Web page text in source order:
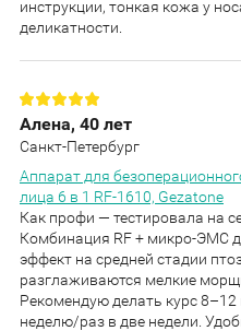
инструкции, тонкая кожа у
деликатности.
Алена, 40 лет
Санкт-Петербург
Аппарат для
лица 6 в 1 RF-1610, Gezatone
Как профи — тестировала на
Комбинация RF + микро-ЭМС
эффект на средней стадии
разглаживаются мелкие
Рекомендую делать курс
неделю/раз в две недели.